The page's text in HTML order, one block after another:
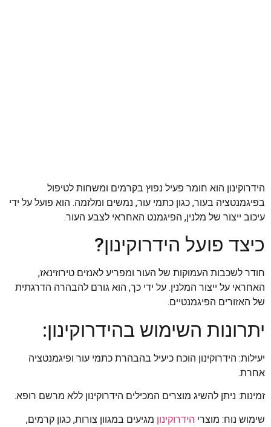
הידרוקינון הוא חומר פעיל נפוץ בקרמים ומשחות לטיפול
בפיגמנטציה בעור, כגון כתמי עור, נמשים ומלזמה. הוא פועל על ידי
עיכוב ייצור של מלנין, הפיגמנט האחראי לצבע העור.
כיצד פועל הידרוקינון?
חודר לשכבות העמוקות של העור ומפריע לאנזים טירוזינאז,
האחראי על ייצור המלנין. על ידי כך, הוא גורם להבהרה הדרגתית
של האזורים הפיגמנטיים.
יתרונות השימוש בהידרוקינון:
יעילות: הידרוקינון הוכח כיעיל בהבהרת כתמי עור ופיגמנטציה
אחרת.
זמינות: ניתן להשיג מוצרים המכילים הידרוקינון ללא מרשם רופא.
שימוש נוח: מוצרי הידרוקינון מגיעים במגוון צורות, כגון קרמים,